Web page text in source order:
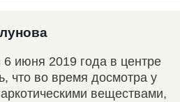
июня 2019 года в центре
что во время досмотра у
веществами,